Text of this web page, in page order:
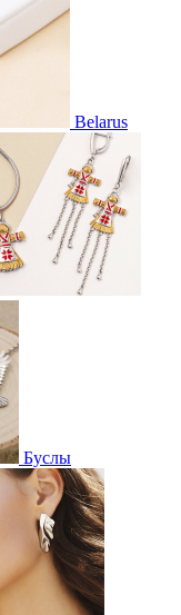
Belarus
Буслы